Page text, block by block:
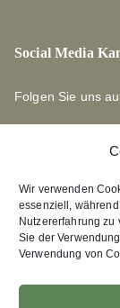
Wir verwenden
essenziell,
Nutzererfahrung zu
Sie der
Verwendung von
Social Media
Folgen Sie uns
Links zu
Edition Bärenklau